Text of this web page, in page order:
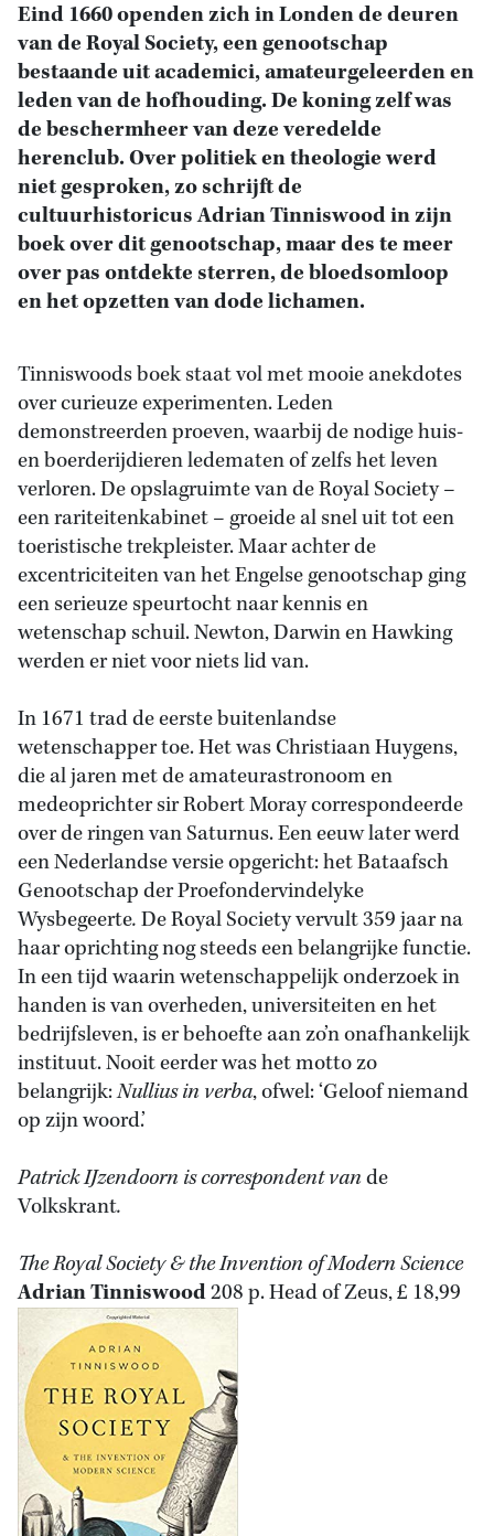
Eind 1660 openden zich in Londen de deuren
van de Royal Society, een genootschap
bestaande uit academici, amateurgeleerden en
leden van de hofhouding. De koning zelf was
de beschermheer van deze veredelde
herenclub. Over politiek en theologie werd
niet gesproken, zo schrijft de
cultuurhistoricus Adrian Tinniswood in zijn
boek over dit genootschap, maar des te meer
over pas ontdekte sterren, de bloedsomloop
en het opzetten van dode lichamen.
Tinniswoods boek staat vol met mooie anekdotes
over curieuze experimenten. Leden
demonstreerden proeven, waarbij de nodige huis-
en boerderijdieren ledematen of zelfs het leven
verloren. De opslagruimte van de Royal Society –
een rariteitenkabinet – groeide al snel uit tot een
toeristische trekpleister. Maar achter de
excentriciteiten van het Engelse genootschap ging
een serieuze speurtocht naar kennis en
wetenschap schuil. Newton, Darwin en Hawking
werden er niet voor niets lid van.
In 1671 trad de eerste buitenlandse
wetenschapper toe. Het was Christiaan Huygens,
die al jaren met de amateurastronoom en
medeoprichter sir Robert Moray correspondeerde
over de ringen van Saturnus. Een eeuw later werd
een Nederlandse versie opgericht: het Bataafsch
Genootschap der Proefondervindelyke
Wysbegeerte.De Royal Society vervult 359 jaar na
haar oprichting nog steeds een belangrijke functie.
In een tijd waarin wetenschappelijk onderzoek in
handen is van overheden, universiteiten en het
bedrijfsleven, is er behoefte aan zo’n onafhankelijk
instituut. Nooit eerder was het motto zo
belangrijk:Nullius in verba, ofwel: ‘Geloof niemand
op zijn woord.’
Patrick IJzendoorn is correspondent vande
Volkskrant.
The Royal Society & the Invention of Modern Science
Adrian Tinniswood208 p. Head of Zeus, £ 18,99